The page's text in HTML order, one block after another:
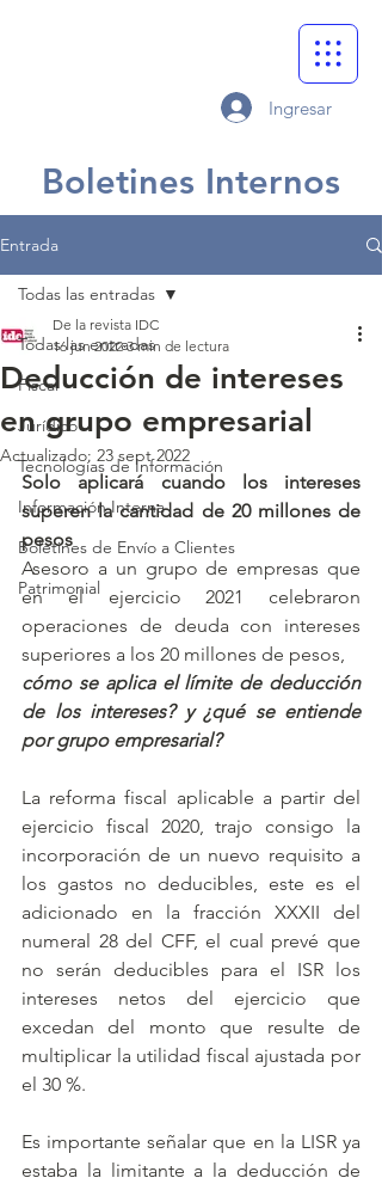
Ingresar
Boletines Internos
Entrada
Todas las entradas
Fiscal
Jurídico
Tecnologías de Información
Información Interna
Boletines de Envío a Clientes
Patrimonial
Todas las entradas
Deducción de intereses
en grupo empresarial
De la revista IDC
16 jun 2022 3 min de lectura
Actualizado: 23 sept 2022
Solo aplicará cuando los intereses
superen la cantidad de 20 millones de
pesos
Asesoro a un grupo de empresas que
en el ejercicio 2021 celebraron
operaciones de deuda con intereses
superiores a los 20 millones de pesos,
cómo se aplica el límite de deducción
de los intereses? y ¿qué se entiende
por grupo empresarial?
La reforma fiscal aplicable a partir del
ejercicio fiscal 2020, trajo consigo la
incorporación de un nuevo requisito a
los gastos no deducibles, este es el
adicionado en la fracción XXXII del
numeral 28 del CFF, el cual prevé que
no serán deducibles para el ISR los
intereses netos del ejercicio que
excedan del monto que resulte de
multiplicar la utilidad fiscal ajustada por
el 30 %.
Es importante señalar que en la LISR ya
estaba la limitante a la deducción de